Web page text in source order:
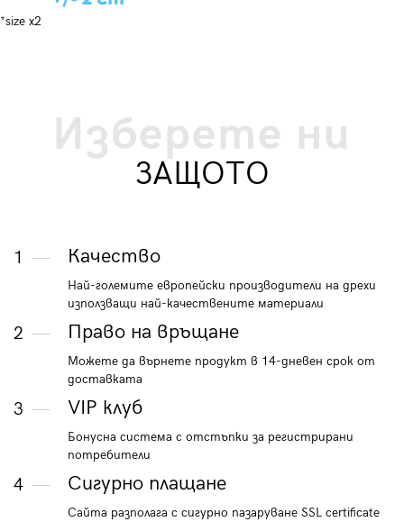
*size x2
Изберете ни
ЗАЩОТО
1 Качество
Най-големите европейски производители на дрехи
използващи най-качествените материали
2 Право на връщане
Можете да върнете продукт в 14-дневен срок от
доставката
3 VIP клуб
Бонусна система с отстъпки за регистрирани
потребители
4 Сигурно плащане
Сайта разполага с сигурно пазаруване SSL certificate